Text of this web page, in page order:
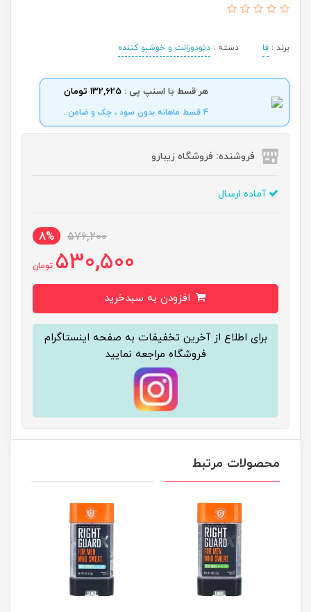
برند : فا دسته : دئودورانت و خوشبو کننده
هر قسط با اسنپ پی : 132,625 تومان
4 قسط ماهانه بدون سود ، چک و ضامن .
فروشنده: فروشگاه زیبارو
آماده ارسال
576,200
8%
530,500 تومان
برای اطلاع از آخرین تخفیفات به صفحه اینستاگرام
فروشگاه مراجعه نمایید
محصولات مرتبط